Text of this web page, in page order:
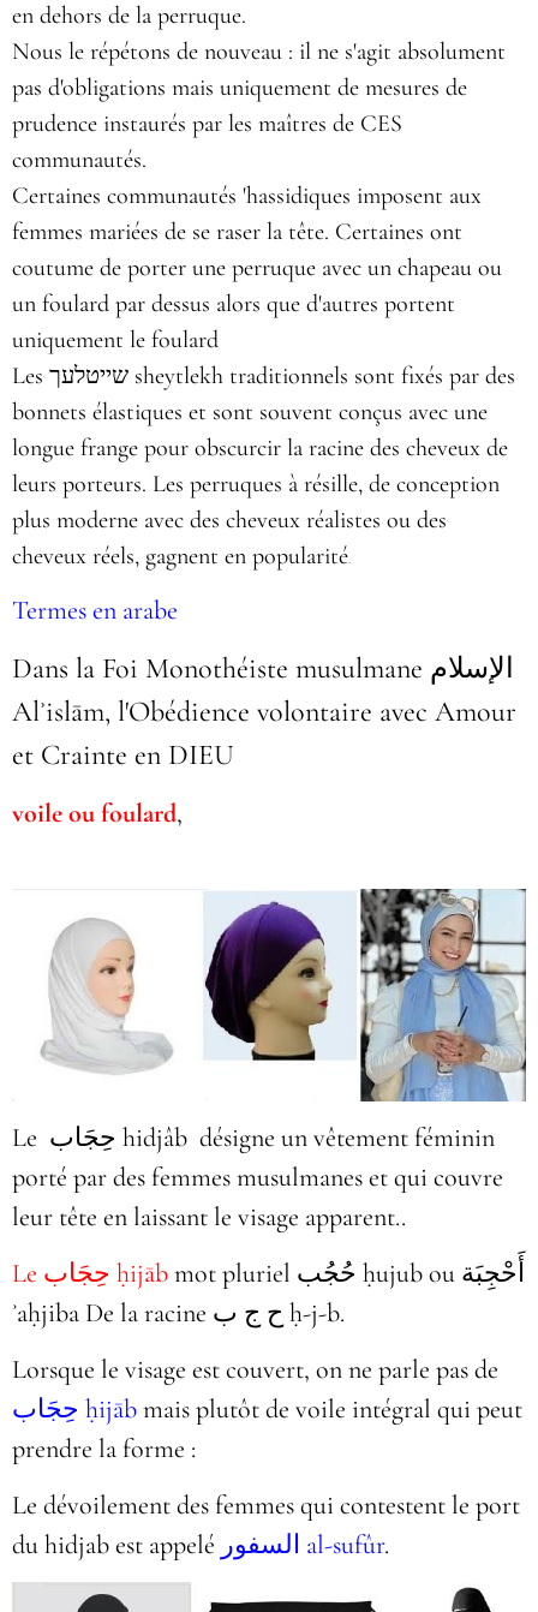
en dehors de la perruque.
Nous le répétons de nouveau : il ne s'agit absolument
pas d'obligations mais uniquement de mesures de
prudence instaurés par les maîtres de CES
communautés.
Certaines communautés 'hassidiques imposent aux
femmes mariées de se raser la tête. Certaines ont
coutume de porter une perruque avec un chapeau ou
un foulard par dessus alors que d'autres portent
uniquement le foulard
Les שייטלעך‎ sheytlekh traditionnels sont fixés par des
bonnets élastiques et sont souvent conçus avec une
longue frange pour obscurcir la racine des cheveux de
leurs porteurs. Les perruques à résille, de conception
plus moderne avec des cheveux réalistes ou des
cheveux réels, gagnent en popularité.
Termes en arabe
Dans la Foi Monothéiste musulmane الإسلام
Alʾislām, l'Obédience volontaire avec Amour
et Crainte en DIEU
voile ou foulard,
Le حِجَاب hidjâb désigne un vêtement féminin
porté par des femmesmusulmanes et qui couvre
leur tête en laissant le visage apparent..
Le حِجَاب ḥijābmot pluriel حُجُب ḥujub ou أَحْجِبَة
ʾaḥjiba De la racine ح ج ب‎ ḥ-j-b.
Lorsque le visage est couvert, on ne parle pas de
حِجَاب ḥijābmais plutôt de voile intégral qui peut
prendre la forme :
Le dévoilement des femmes qui contestent le port
du hidjab est appelé
السفور al-sufûr.